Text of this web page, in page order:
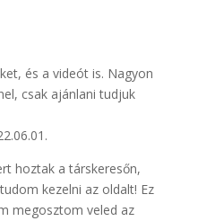
és a videót is. Nagyon
csak ajánlani tudjuk
hoztak a társkeresőn,
kezelni az oldalt! Ez
megosztom veled az